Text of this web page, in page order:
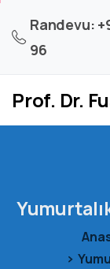
Randevu:
96
Prof. Dr.